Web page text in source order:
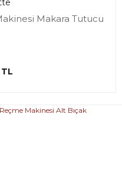
Makara Tutucu